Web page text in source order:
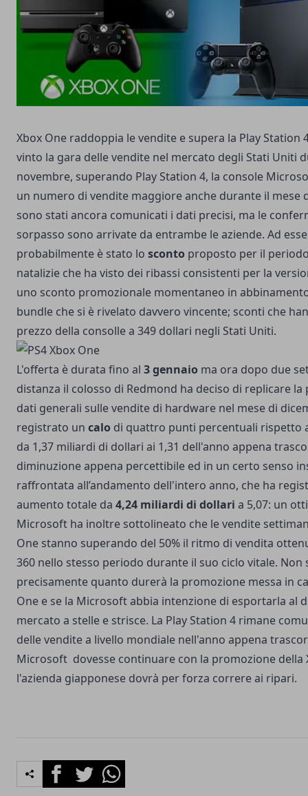
Xbox One raddoppia le vendite e supera la Play Station
vinto la gara delle vendite nel mercato degli Stati Uniti
novembre, superando Play Station 4, la console
un numero di vendite maggiore anche durante il mese
sono stati ancora comunicati i dati precisi, ma le
sorpasso sono arrivate da entrambe le aziende. Ad
probabilmente è stato lo sconto proposto per il
natalizie che ha visto dei ribassi consistenti per la
uno sconto promozionale momentaneo in
bundle che si è rivelato davvero vincente; sconti che
prezzo della consolle a 349 dollari negli Stati Uniti.
L'offerta è durata fino al 3 gennaio ma ora dopo due
distanza il colosso di Redmond ha deciso di replicare
dati generali sulle vendite di hardware nel mese di
registrato un calo di quattro punti percentuali rispetto
da 1,37 miliardi di dollari ai 1,31 dell'anno appena
diminuzione appena percettibile ed in un certo senso
raffrontata all’andamento dell'intero anno, che ha
aumento totale da 4,24 miliardi di dollari a 5,07: un
Microsoft ha inoltre sottolineato che le vendite
One stanno superando del 50% il ritmo di vendita
360 nello stesso periodo durante il suo ciclo vitale. Non
precisamente quanto durerà la promozione messa in
One e se la Microsoft abbia intenzione di esportarla al
mercato a stelle e strisce. La Play Station 4 rimane
delle vendite a livello mondiale nell'anno appena
Microsoft dovesse continuare con la promozione della
l'azienda giapponese dovrà per forza correre ai ripari.
FacebookTwitterWhatsapp